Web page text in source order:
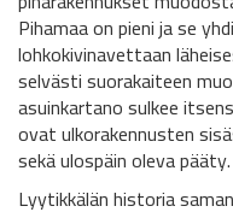
Pihamaa on pieni ja se
lohkokivinavettaan
selvästi suorakaiteen
asuinkartano sulkee
ovat ulkorakennusten
sekä ulospäin oleva pääty.
Lyytikkälän historia